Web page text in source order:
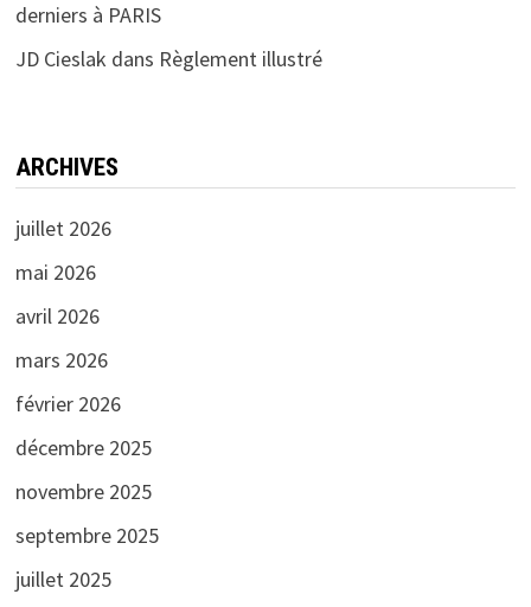
derniers à PARIS
JD Cieslak dans Règlement illustré
ARCHIVES
juillet 2026
mai 2026
avril 2026
mars 2026
février 2026
décembre 2025
novembre 2025
septembre 2025
juillet 2025